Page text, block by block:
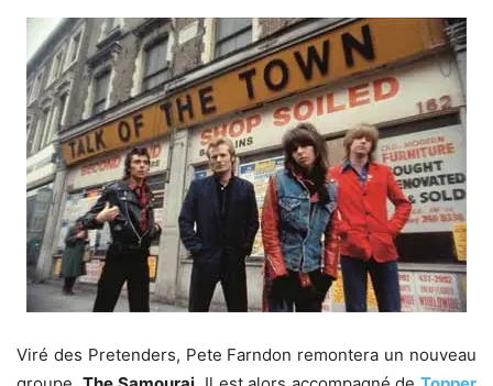
Viré des Pretenders, Pete Farndon remontera un nouveau